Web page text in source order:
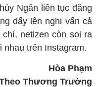
Ngân liên tục đăng
dấy lên nghi vấn cả
netizen còn soi ra
nhau trên Instagram.
Hòa Phạm
Thương Trường